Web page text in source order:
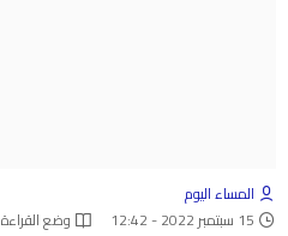
المساء اليوم
15 سبتمبر 2022 - 12:42
وضع القراءة